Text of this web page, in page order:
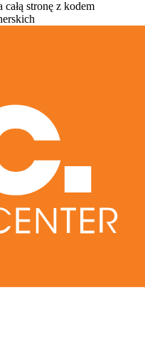
stronę z kodem